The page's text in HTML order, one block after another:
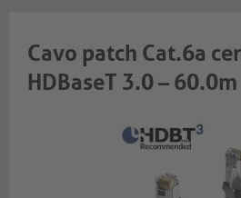
Cavo patch Cat.6a
HDBaseT 3.0 – 60.0m